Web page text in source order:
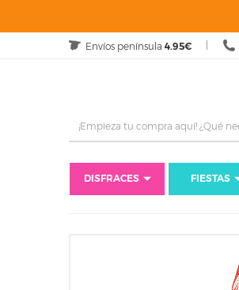
Envíos península 4.95€
DISFRACES FIESTAS